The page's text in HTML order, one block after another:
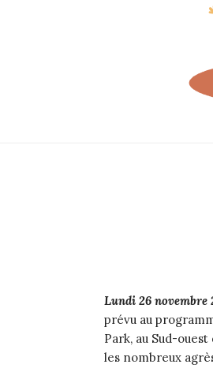
Lundi 26 novembre
prévu au
Park, au Sud-
les nombreux